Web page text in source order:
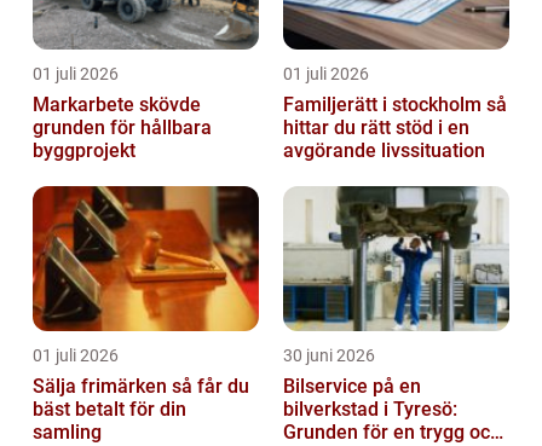
01 juli 2026
Markarbete skövde
grunden för hållbara
byggprojekt
01 juli 2026
Familjerätt i stockholm så
hittar du rätt stöd i en
avgörande livssituation
01 juli 2026
Sälja frimärken så får du
bäst betalt för din
samling
30 juni 2026
Bilservice på en
bilverkstad i Tyresö:
Grunden för en trygg och